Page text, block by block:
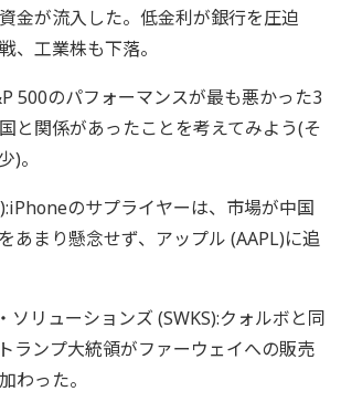
金が流入した。低金利が銀行を圧迫
、工業株も下落。
500のパフォーマンスが最も悪かった3
と関係があったことを考えてみよう(そ
)。
のサプライヤーは、市場が中国
あまり懸念せず、アップル (AAPL)に追
ソリューションズ (SWKS):クォルボと同
ランプ大統領がファーウェイへの販売
わった。